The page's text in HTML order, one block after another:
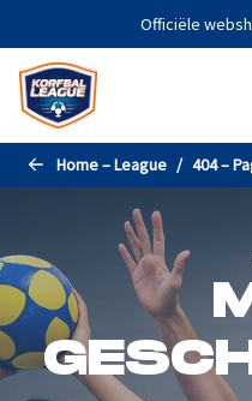
Naar de hoofdinhoud gaan
Officiële
Home – League 404 –